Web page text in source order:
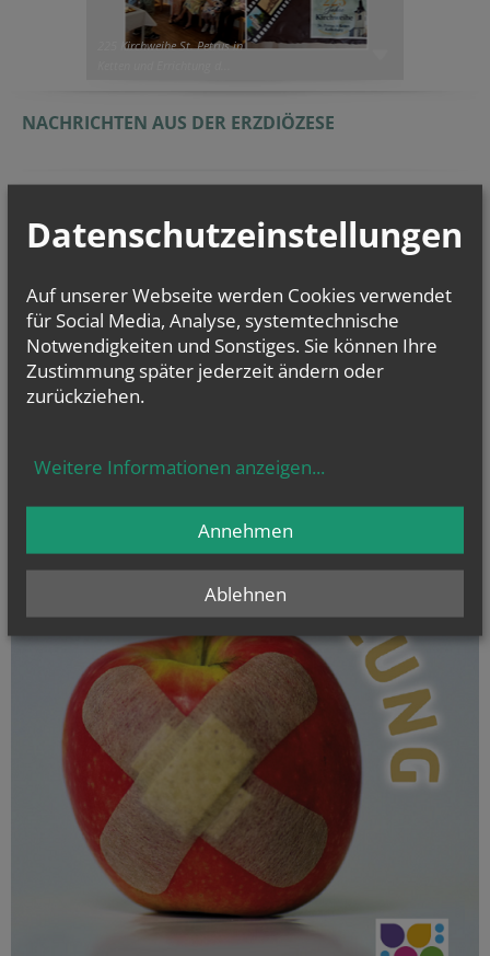
225 Kirchweihe St. Petrus in
NACHRICHTEN AUS DER ERZDIÖZESE
Datenschutzeinstellungen
Auf unserer Webseite werden Cookies verwendet
für Social Media, Analyse, systemtechnische
Notwendigkeiten und Sonstiges. Sie können Ihre
Zustimmung später jederzeit ändern oder
zurückziehen.
Weitere Informationen anzeigen...
Ablehnen
Annehmen